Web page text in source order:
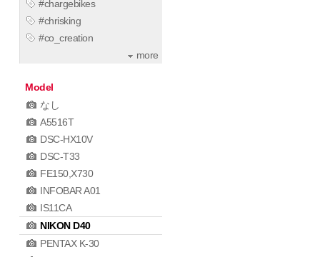
#chargebikes
#chrisking
#co_creation
more
Model
なし
A5516T
DSC-HX10V
DSC-T33
FE150,X730
INFOBAR A01
IS11CA
NIKON D40
PENTAX K-30